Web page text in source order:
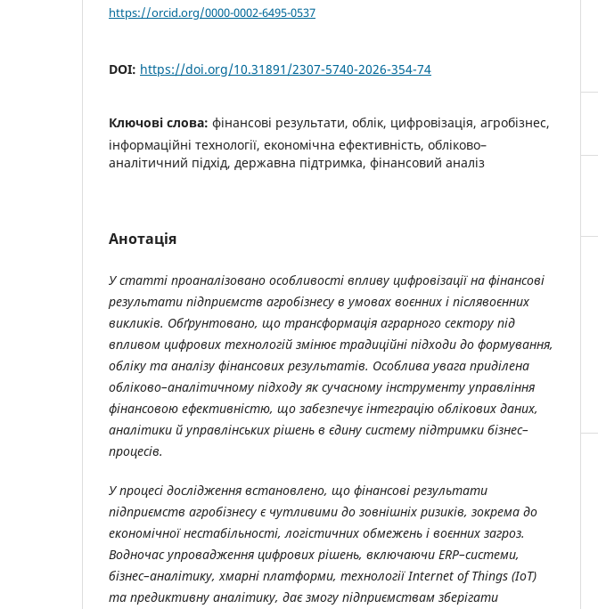
https://orcid.org/0000-0002-6495-0537
DOI: https://doi.org/10.31891/2307-5740-2026-354-74
Ключові слова: фінансові результати, облік, цифровізація, агробізнес,
інформаційні технології, економічна ефективність, обліково–
аналітичний підхід, державна підтримка, фінансовий аналіз
Анотація
У статті проаналізовано особливості впливу цифровізації на фінансові
результати підприємств агробізнесу в умовах воєнних і післявоєнних
викликів. Обґрунтовано, що трансформація аграрного сектору під
впливом цифрових технологій змінює традиційні підходи до формування,
обліку та аналізу фінансових результатів. Особлива увага приділена
обліково–аналітичному підходу як сучасному інструменту управління
фінансовою ефективністю, що забезпечує інтеграцію облікових даних,
аналітики й управлінських рішень в єдину систему підтримки бізнес–
процесів.
У процесі дослідження встановлено, що фінансові результати
підприємств агробізнесу є чутливими до зовнішніх ризиків, зокрема до
економічної нестабільності, логістичних обмежень і воєнних загроз.
Водночас упровадження цифрових рішень, включаючи ERP–системи,
бізнес–аналітику, хмарні платформи, технології Internet of Things (IoT)
та предиктивну аналітику, дає змогу підприємствам зберігати